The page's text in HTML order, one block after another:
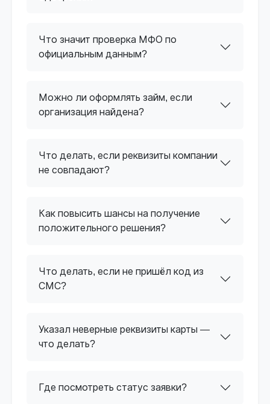
Что значит проверка МФО по
официальным данным?
Можно ли оформлять займ, если
организация найдена?
Что делать, если реквизиты компании
не совпадают?
Как повысить шансы на получение
положительного решения?
Что делать, если не пришёл код из
СМС?
Указал неверные реквизиты карты —
что делать?
Где посмотреть статус заявки?